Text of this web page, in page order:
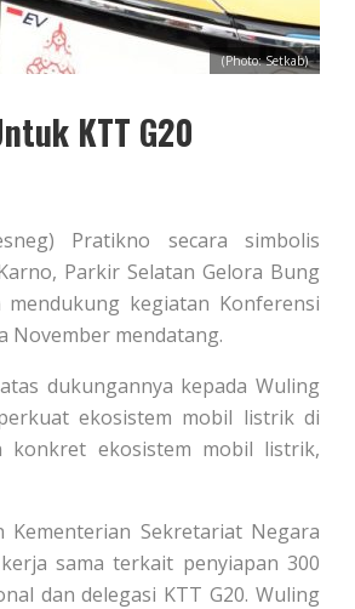
(Photo: Setkab)
KTT G20
Pratikno secara simbolis
Parkir Selatan Gelora Bung
kegiatan Konferensi
November mendatang.
dukungannya kepada Wuling
ekosistem mobil listrik di
konkret ekosistem mobil listrik,
Sekretariat Negara
sama terkait penyiapan 300
dan delegasi KTT G20. Wuling